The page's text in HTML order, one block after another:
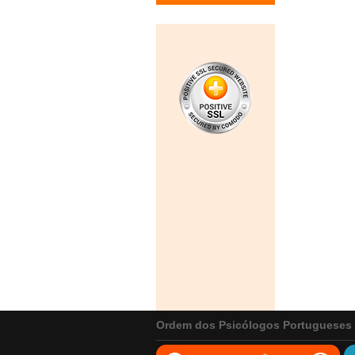
Ordem dos Psicólogos Portugueses